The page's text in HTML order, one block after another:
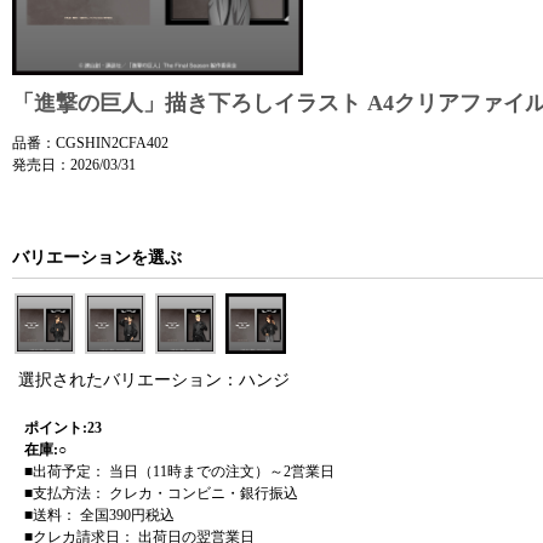
「進撃の巨人」描き下ろしイラスト A4クリアファイ
品番：CGSHIN2CFA402
発売日：2026/03/31
バリエーションを選ぶ
選択されたバリエーション：ハンジ
ポイント:23
在庫:○
■出荷予定： 当日（11時までの注文）～2営業日
■支払方法： クレカ・コンビニ・銀行振込
■送料： 全国390円税込
■クレカ請求日： 出荷日の翌営業日